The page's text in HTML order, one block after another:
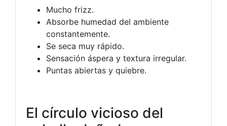
Mucho frizz.
Absorbe humedad del ambiente
constantemente.
Se seca muy rápido.
Sensación áspera y textura irregular.
Puntas abiertas y quiebre.
El círculo vicioso del